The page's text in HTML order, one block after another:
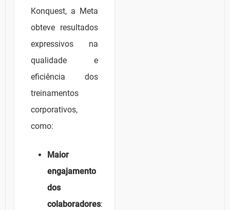
Konquest, a Meta
obteve resultados
expressivos na
qualidade e
eficiência dos
treinamentos
corporativos,
como:
Maior
engajamento
dos
colaboradores: